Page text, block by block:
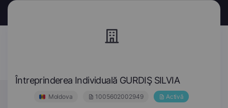
Întreprinderea Individuală GURDIŞ SILVIA
Moldova 1005602002949 Activă